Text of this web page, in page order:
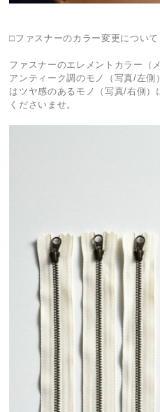
□ファスナーのカラー変更について
ファスナーのエレメントカラー（
アンティーク調のモノ（写真/左側
はツヤ感のあるモノ（写真/右側
くださいませ。